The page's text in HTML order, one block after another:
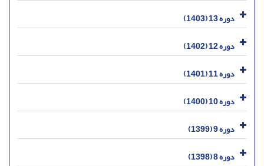
دوره 13 (1403)
دوره 12 (1402)
دوره 11 (1401)
دوره 10 (1400)
دوره 9 (1399)
دوره 8 (1398)